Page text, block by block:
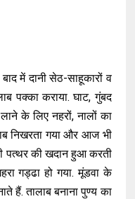
में दानी सेठ-साहूकारों व
पक्का कराया. घाट, गुंबद
के लिए नहरों, नालों का
निखरता गया और आज भी
पत्थर की खदान हुआ करती
गड्ढा हो गया. मूंडवा के
हैं. तालाब बनाना पुण्य का